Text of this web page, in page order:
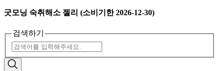
굿모닝 숙취해소 젤리 (소비기한 2026-12-30)
검색하기